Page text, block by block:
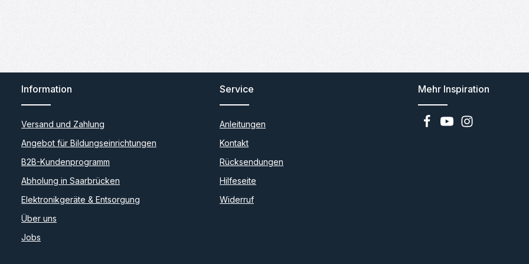
Information
Versand und Zahlung
Angebot für Bildungseinrichtungen
B2B-Kundenprogramm
Abholung in Saarbrücken
Elektronikgeräte & Entsorgung
Über uns
Jobs
Service
Anleitungen
Kontakt
Rücksendungen
Hilfeseite
Widerruf
Mehr Inspiration